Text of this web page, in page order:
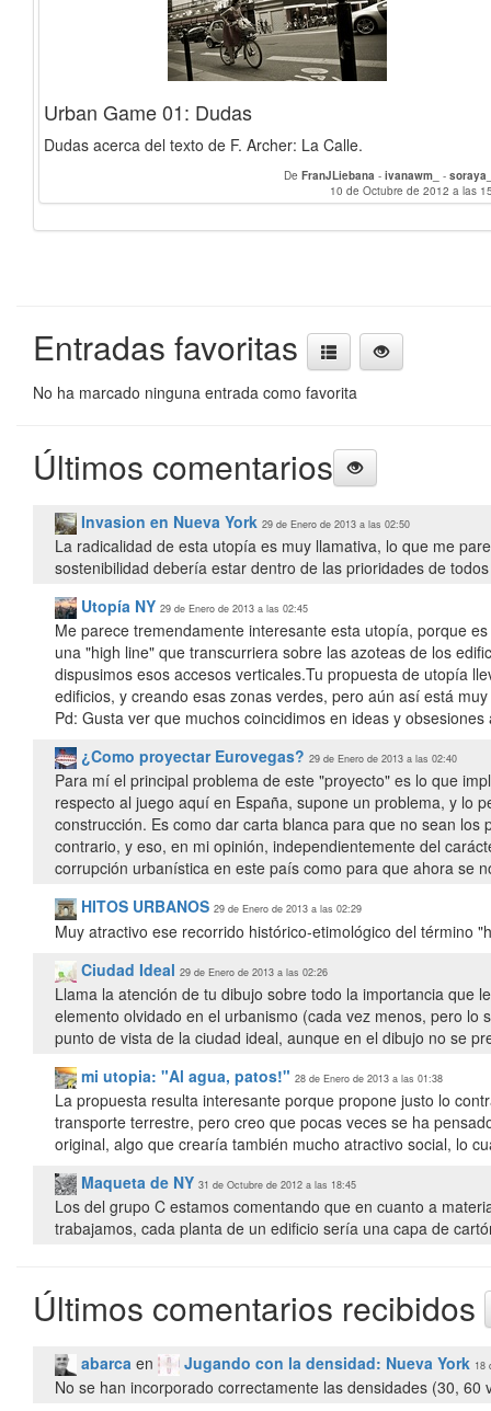
Urban Game 01: Dudas
Dudas acerca del texto de F. Archer: La Calle.
De FranJLiebana - ivanawm_ -
10 de Octubre de 2012 a las
Entradas favoritas
No ha marcado ninguna entrada como favorita
Últimos comentarios
Invasion en Nueva York 29 de Enero de 2013 a las 02:50
La radicalidad de esta utopía es muy llamativa, lo que me
sostenibilidad debería estar dentro de las prioridades de
Utopía NY 29 de Enero de 2013 a las 02:45
Me parece tremendamente interesante esta utopía, porque
una "high line" que transcurriera sobre las azoteas de los
dispusimos esos accesos verticales.Tu propuesta de utopía
edificios, y creando esas zonas verdes, pero aún así está
Pd: Gusta ver que muchos coincidimos en ideas y
¿Como proyectar Eurovegas? 29 de Enero de 2013 a las 02:40
Para mí el principal problema de este "proyecto" es lo que
respecto al juego aquí en España, supone un problema, y lo
construcción. Es como dar carta blanca para que no sean
contrario, y eso, en mi opinión, independientemente del
corrupción urbanística en este país como para que ahora se
HITOS URBANOS 29 de Enero de 2013 a las 02:29
Muy atractivo ese recorrido histórico-etimológico del término
Ciudad Ideal 29 de Enero de 2013 a las 02:26
Llama la atención de tu dibujo sobre todo la importancia que
elemento olvidado en el urbanismo (cada vez menos, pero
punto de vista de la ciudad ideal, aunque en el dibujo no se
mi utopia: "Al agua, patos!" 28 de Enero de 2013 a las 01:38
La propuesta resulta interesante porque propone justo lo
transporte terrestre, pero creo que pocas veces se ha
original, algo que crearía también mucho atractivo social, lo
Maqueta de NY 31 de Octubre de 2012 a las 18:45
Los del grupo C estamos comentando que en cuanto a
trabajamos, cada planta de un edificio sería una capa de
Últimos comentarios recibidos
abarca en Jugando con la densidad: Nueva York 18
No se han incorporado correctamente las densidades (30,